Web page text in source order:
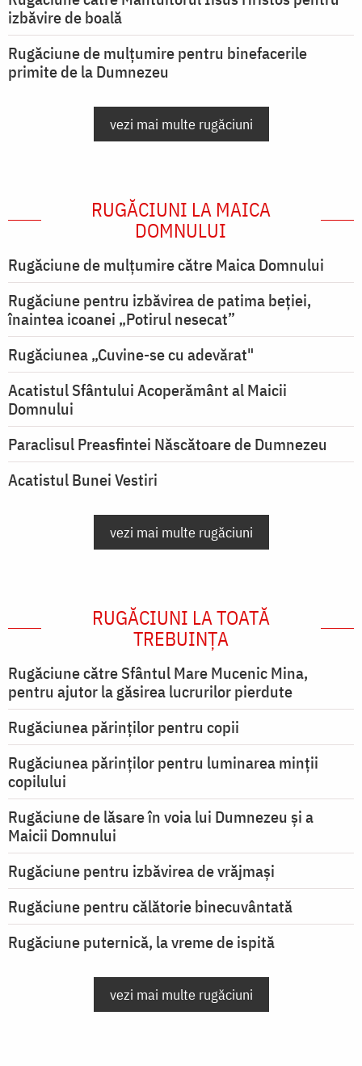
izbăvire de boală
Rugăciune de mulțumire pentru binefacerile
primite de la Dumnezeu
vezi mai multe rugăciuni
RUGĂCIUNI LA MAICA
DOMNULUI
Rugăciune de mulţumire către Maica Domnului
Rugăciune pentru izbăvirea de patima beției,
înaintea icoanei „Potirul nesecat”
Rugăciunea „Cuvine-se cu adevărat"
Acatistul Sfântului Acoperământ al Maicii
Domnului
Paraclisul Preasfintei Născătoare de Dumnezeu
Acatistul Bunei Vestiri
vezi mai multe rugăciuni
RUGĂCIUNI LA TOATĂ
TREBUINȚA
Rugăciune către Sfântul Mare Mucenic Mina,
pentru ajutor la găsirea lucrurilor pierdute
Rugăciunea părinților pentru copii
Rugăciunea părinților pentru luminarea minţii
copilului
Rugăciune de lăsare în voia lui Dumnezeu şi a
Maicii Domnului
Rugăciune pentru izbăvirea de vrăjmași
Rugăciune pentru călătorie binecuvântată
Rugăciune puternică, la vreme de ispită
vezi mai multe rugăciuni